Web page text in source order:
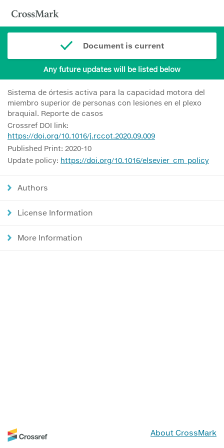
Document is current
Any future updates will be listed below
Sistema de órtesis activa para la capacidad motora del
miembro superior de personas con lesiones en el plexo
braquial. Reporte de casos
Crossref DOI link:
https://doi.org/10.1016/j.rccot.2020.09.009
Published Print: 2020-10
Update policy: https://doi.org/10.1016/elsevier_cm_policy
Authors
License Information
More Information
About CrossMark